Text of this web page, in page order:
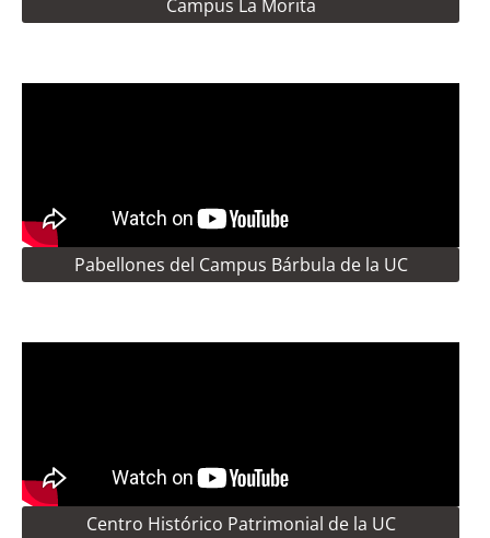
Campus La Morita
Pabellones del Campus Bárbula de la UC
Centro Histórico Patrimonial de la UC